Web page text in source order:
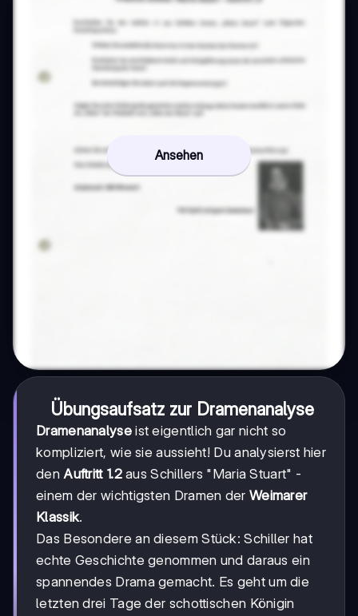
Ansehen
Übungsaufsatz zur Dramenanalyse
Dramenanalyseist eigentlich gar nicht so
kompliziert, wie sie aussieht! Du analysierst hier
denAuftritt 1.2aus Schillers "Maria Stuart" -
einem der wichtigsten Dramen der Weimarer
Klassik.
Das Besondere an diesem Stück: Schiller hat
echte Geschichte genommen und daraus ein
spannendes Drama gemacht. Es geht um die
letzten drei Tage der schottischen Königin